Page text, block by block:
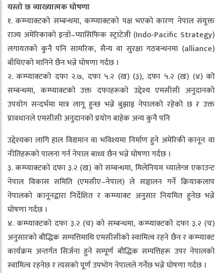
यस्तो छ व्याख्यात्मक घोषणा
१. कम्प्याक्टको सम्बन्धमा, कम्प्याक्टको पक्ष भएको कारण नेपाल संयुक्त
राज्य अमेरिकाको इन्डो–प्यासिफिक स्ट्राटेजी (Indo-Pacific Strategy)
लगायतको कुनै पनि सामरिक, सैन्य वा सुरक्षा गठबन्धनमा (alliance)
बाँधिएको मानिने छैन भन्ने घोषणा गर्दछ ।
२. कम्प्याक्टको दफा २.७, दफा ५.२ (ख) (३), दफा ५.२ (ख) (४) को
सम्बन्धमा, कम्प्याक्टको उक्त दफाहरूको उद्देश्य एमसीसी अनुदानको
उपयोग सन्दर्भमा मात्र लागू हुन्छ भन्ने बुझाइ नेपालको रहेको छ र उक्त
प्रावधानले एमसीसी अनुदानको प्रयोग बाहेक अन्य कुनै पनि
उद्देश्यका लागि हाल विद्यमान वा भविश्यमा निर्माण हुने अमेरिकी कानून वा
नीतिहरूको पालना गर्न नेपाल बाध्य छैन भन्ने घोषणा गर्दछ ।
३. कम्प्याक्टको दफा ३.२ (ख) को सम्बन्धमा, मिलेनियम च्यालेन्ज एकाउन्ट
नेपाल विकास समिति (एमसीए–नेपाल) ले सञ्चालन गर्ने क्रियाकलाप
नेपालको कानूनद्वारा निर्देशित र कम्प्याक्ट अनुसार नियमित हुनेछ भन्ने
घोषणा गर्दछ ।
४. कम्प्याक्टको दफा ३.२ (च) को सम्बन्धमा, कम्प्याक्टको दफा ३.२ (च)
अनुसारको बौद्धिक सम्पत्तिमाथि एमसीसीको स्वामित्व रहने छैन र कम्प्याक्ट
कार्यक्रम अन्तर्गत सिर्जना हुने सम्पूर्ण बौद्धिक सम्पत्तिहरू उपर नेपालको
स्वामित्व रहनेछ र त्यसको पूर्ण उपभोग नेपालले गर्नेछ भन्ने घोषणा गर्दछ ।